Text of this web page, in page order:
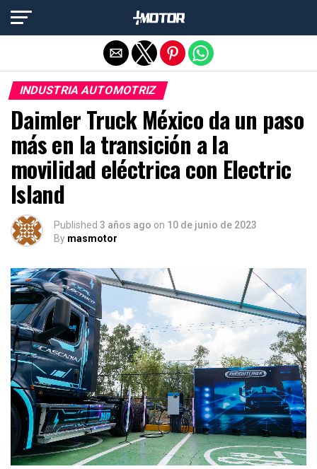
INDUSTRIA AUTOMOTRIZ
Daimler Truck México da un paso
más en la transición a la
movilidad eléctrica con Electric
Island
Published 3 años ago on 10 de junio de 2023
By masmotor
Salir de la versión móvil